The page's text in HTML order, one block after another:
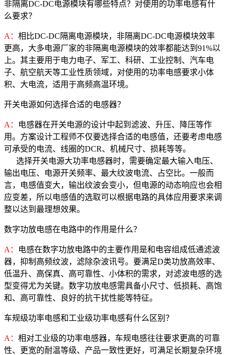
非隔离DC-DC电源模块有哪些特点？对使用的功率电感有什
么要求？
A： 相比DC-DC隔离电源模块，非隔离DC-DC电源模块效率
更高，大多电源厂家的非隔离电源模块的效率都能达到91%以
上。其主要用于电力电子、军工、科研、工业控制、汽车电
子、航空航天等工业性质领域，对使用的功率电感要求小体
积、大电流，适用于高频高温环境。
开关电源如何选择合适的电感器？
A：
电感器在开关电源的设计中起到滤波、升压、降压等作
用。方案设计工程师不仅要选择合适的电感值，还要考虑电感
可承受的电流、线圈的DCR、机械尺寸、损耗等等。
选择开关电源大功率电感器时，需要确定最大输入电压、
输出电压、电源开关频率、最大纹波电流、占空比。一般而
言，电感值变大，输出纹波会变小，但电源的动态响应也会相
应变差，所以电感值的选取可以根据电路的具体应用要求来调
整以达到最理想效果。
数字功放电感在电路中的作用是什么？
A：
电感在数字功放电路中的主要作用是和电容组成低通滤波
器，抑制高频纹波，滤除杂波讯号。要满足D类功放高效率、
低温升、高保真、高可靠性、小体积的需求，对滤波电感的选
型变得尤为关键。数字功放电感需具备小尺寸、低损耗、高饱
和、高可靠性、良好的抗干扰性能等特征。
车规级功率电感和工业级功率电感有什么区别？
A： 相对工业级的功率电感器，车规电感往往要求更高的可靠
性、更宽的耐温等级、产品一致性更好，可满足长期复杂环境